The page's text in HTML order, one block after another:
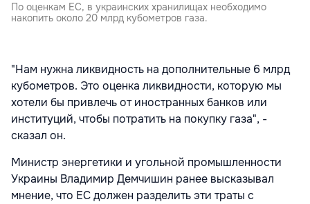
По оценкам ЕС, в украинских хранилищах необходимо
накопить около 20 млрд кубометров газа.
"Нам нужна ликвидность на дополнительные 6 млрд
кубометров. Это оценка ликвидности, которую мы
хотели бы привлечь от иностранных банков или
институций, чтобы потратить на покупку газа", -
сказал он.
Министр энергетики и угольной промышленности
Украины Владимир Демчишин ранее высказывал
мнение, что ЕС должен разделить эти траты с